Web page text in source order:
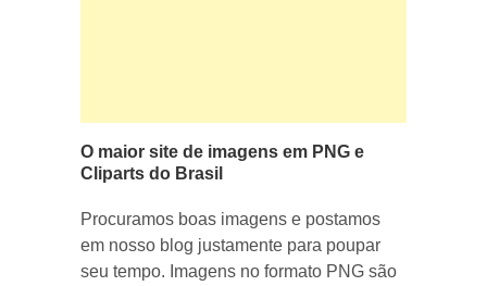
O maior site de imagens em PNG e
Cliparts do Brasil
Procuramos boas imagens e postamos
em nosso blog justamente para poupar
seu tempo. Imagens no formato PNG são